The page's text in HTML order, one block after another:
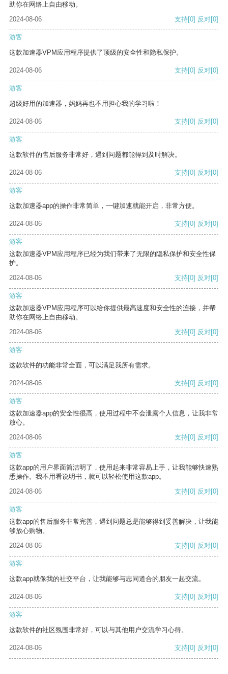
助你在网络上自由移动。
2024-08-06
支持[0] 反对[0]
游客
这款加速器VPM应用程序提供了顶级的安全性和隐私保护。
2024-08-06 支持[0] 反对[0]
游客
超级好用的加速器，妈妈再也不用担心我的学习啦！
2024-08-06 支持[0] 反对[0]
游客
这款软件的售后服务非常好，遇到问题都能得到及时解决。
2024-08-06 支持[0] 反对[0]
游客
这款加速器app的操作非常简单，一键加速就能开启，非常方便。
2024-08-06 支持[0] 反对[0]
游客
这款加速器VPM应用程序已经为我们带来了无限的隐私保护和安全性保
护。
2024-08-06
支持[0] 反对[0]
游客
这款加速器VPM应用程序可以给你提供最高速度和安全性的连接，并帮
助你在网络上自由移动。
2024-08-06
支持[0] 反对[0]
游客
这款软件的功能非常全面，可以满足我所有需求。
2024-08-06 支持[0] 反对[0]
游客
这款加速器app的安全性很高，使用过程中不会泄露个人信息，让我非常
放心。
2024-08-06
支持[0] 反对[0]
游客
这款app的用户界面简洁明了，使用起来非常容易上手，让我能够快速熟
悉操作。我不用看说明书，就可以轻松使用这款app。
2024-08-06
支持[0] 反对[0]
游客
这款app的售后服务非常完善，遇到问题总是能够得到妥善解决，让我能
够放心购物。
2024-08-06
支持[0] 反对[0]
游客
这款app就像我的社交平台，让我能够与志同道合的朋友一起交流。
2024-08-06 支持[0] 反对[0]
游客
这款软件的社区氛围非常好，可以与其他用户交流学习心得。
2024-08-06 支持[0] 反对[0]